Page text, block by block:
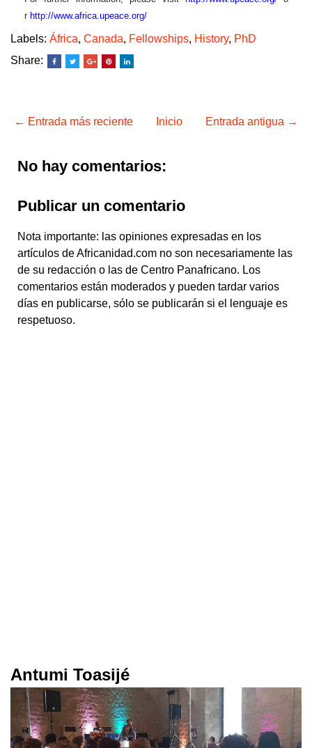
r http://www.africa.upeace.org/
Labels: África, Canada, Fellowships, History, PhD
Share:
← Entrada más reciente Entrada antigua →
Inicio
No hay comentarios:
Publicar un comentario
Nota importante: las opiniones expresadas en los
artículos de Africanidad.com no son necesariamente las
de su redacción o las de Centro Panafricano. Los
comentarios están moderados y pueden tardar varios
días en publicarse, sólo se publicarán si el lenguaje es
respetuoso.
Antumi Toasijé